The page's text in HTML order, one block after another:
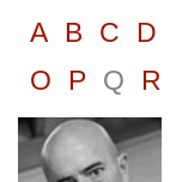
A B C D
O
P Q R